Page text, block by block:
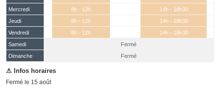
Mercredi
8h - 12h
14h - 18h30
Jeudi
8h - 12h
14h - 18h30
Vendredi
8h - 12h
14h - 18h30
Samedi
(15 août)
Fermé
Dimanche
Fermé
Fermé le 15 août